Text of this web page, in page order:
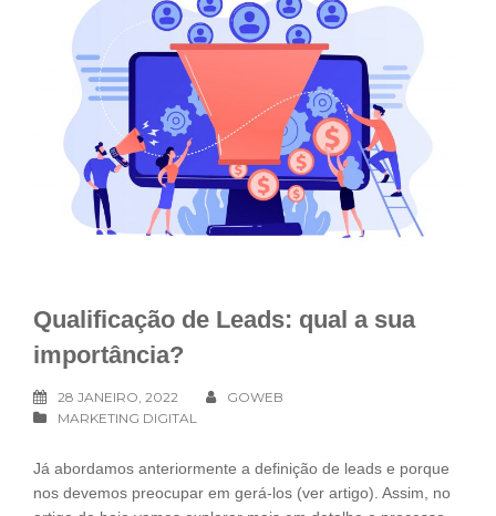
Qualificação de Leads: qual a sua
importância?
28 JANEIRO, 2022
GOWEB
MARKETING DIGITAL
Já abordamos anteriormente a definição de leads e porque
nos devemos preocupar em gerá-los (ver artigo). Assim, no